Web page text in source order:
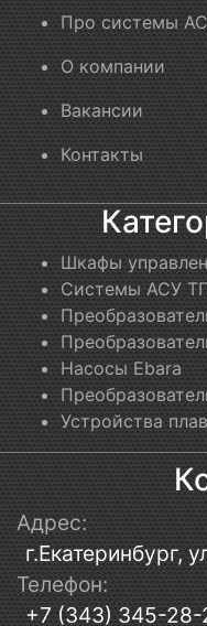
Про системы
О компании
Вакансии
Контакты
Шкафы
Системы АСУ
Насосы Ebara
Устройства
Адрес:
г.Екатеринбург,
Телефон:
+7 (343) 345-28-